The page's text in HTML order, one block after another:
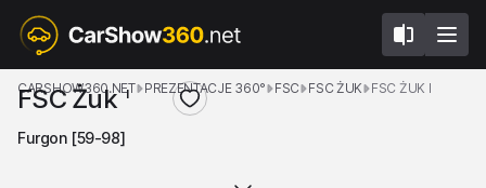
CARSHOW360.NET PREZENTACJE 360° FSC FSC ŻUK FSC ŻUK I
FSC Żuk I
Furgon [59-98]